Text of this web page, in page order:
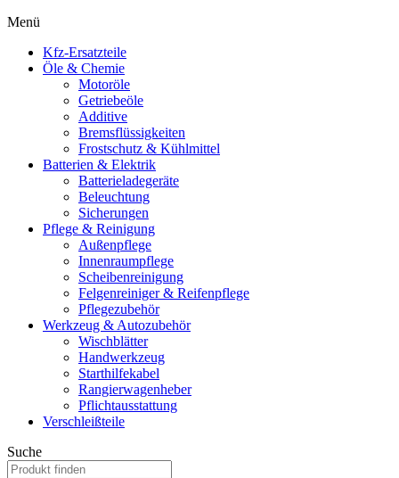
Menü
Kfz-Ersatzteile
Öle & Chemie
Motoröle
Getriebeöle
Additive
Bremsflüssigkeiten
Frostschutz & Kühlmittel
Batterien & Elektrik
Batterieladegeräte
Beleuchtung
Sicherungen
Pflege & Reinigung
Außenpflege
Innenraumpflege
Scheibenreinigung
Felgenreiniger & Reifenpflege
Pflegezubehör
Werkzeug & Autozubehör
Wischblätter
Handwerkzeug
Starthilfekabel
Rangierwagenheber
Pflichtausstattung
Verschleißteile
Suche